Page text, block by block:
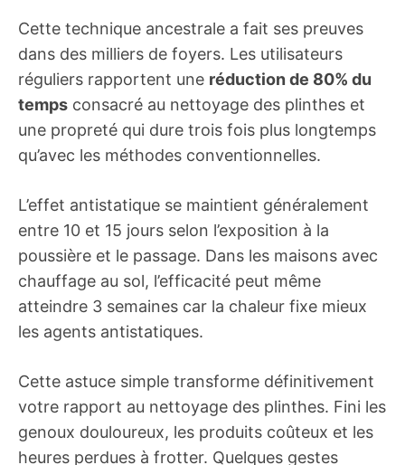
Cette technique ancestrale a fait ses preuves
dans des milliers de foyers. Les utilisateurs
réguliers rapportent une réduction de 80% du
temps consacré au nettoyage des plinthes et
une propreté qui dure trois fois plus longtemps
qu’avec les méthodes conventionnelles.
L’effet antistatique se maintient généralement
entre 10 et 15 jours selon l’exposition à la
poussière et le passage. Dans les maisons avec
chauffage au sol, l’efficacité peut même
atteindre 3 semaines car la chaleur fixe mieux
les agents antistatiques.
Cette astuce simple transforme définitivement
votre rapport au nettoyage des plinthes. Fini les
genoux douloureux, les produits coûteux et les
heures perdues à frotter. Quelques gestes